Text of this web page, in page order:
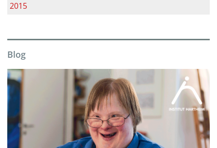
2015
Blog